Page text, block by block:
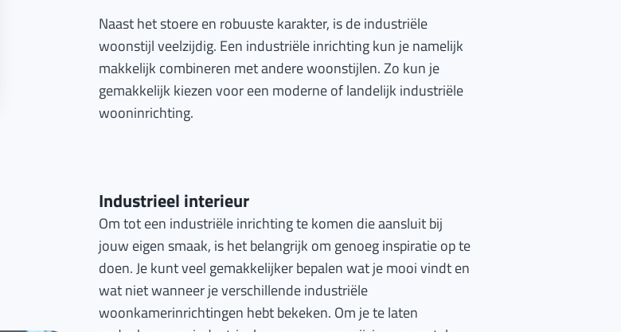
Naast het stoere en robuuste karakter, is de industriële
woonstijl veelzijdig. Een industriële inrichting kun je namelijk
makkelijk combineren met andere woonstijlen. Zo kun je
gemakkelijk kiezen voor een moderne of landelijk industriële
wooninrichting.
Industrieel interieur
Om tot een industriële inrichting te komen die aansluit bij
jouw eigen smaak, is het belangrijk om genoeg inspiratie op te
doen. Je kunt veel gemakkelijker bepalen wat je mooi vindt en
wat niet wanneer je verschillende industriële
woonkamerinrichtingen hebt bekeken. Om je te laten